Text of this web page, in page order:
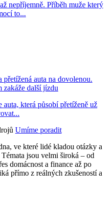
nepříjemně. Příběh muže který
to...
auta na dovolenou.
zakáže další jízdu
která působí přetíženě už
Umíme poradit
ve které lidé kladou otázky a
jsou velmi široká – od
domácnost a finance až po
přímo z reálných zkušeností a